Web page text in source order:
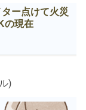
ター点けて火災
の現在
)